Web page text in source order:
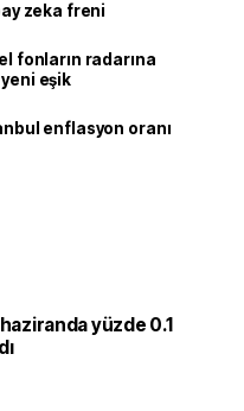
zeka freni
fonların radarına
eşik
enflasyon oranı
yüzde 0.1